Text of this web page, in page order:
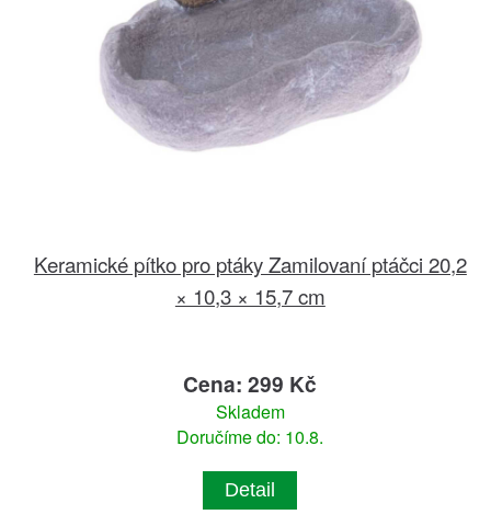
Keramické pítko pro ptáky Zamilovaní ptáčci 20,2
× 10,3 × 15,7 cm
Cena: 299 Kč
Skladem
Doručíme do: 10.8.
Detail